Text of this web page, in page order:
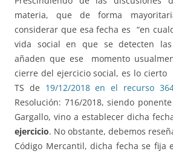
materia, que de forma
considerar que esa fecha es “en
vida social en que se detecten las
añaden que ese momento
cierre del ejercicio social, es lo cierto
TS de 19/12/2018 en el recurso
Resolución: 716/2018, siendo
Gargallo, vino a establecer dicha
ejercicio. No obstante, debemos
Código Mercantil, dicha fecha se fija